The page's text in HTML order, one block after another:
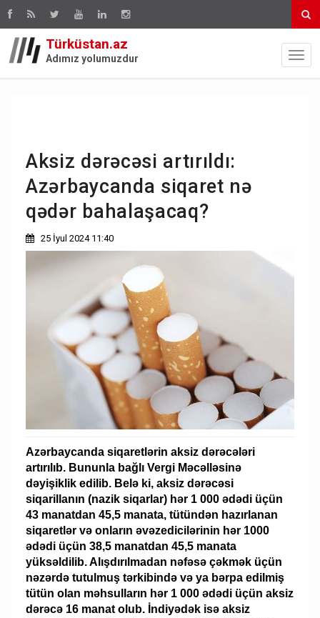
Türküstan.az
Adımız yolumuzdur
Aksiz dərəcəsi artırıldı:
Azərbaycanda siqaret nə
qədər bahalaşacaq?
25 İyul 2024 11:40
Azərbaycanda siqaretlərin aksiz dərəcələri
artırılıb. Bununla bağlı Vergi Məcəlləsinə
dəyişiklik edilib. Belə ki, aksiz dərəcəsi
siqarillanın (nazik siqarlar) hər 1 000 ədədi üçün
43 manatdan 45,5 manata, tütündən hazırlanan
siqaretlər və onların əvəzedicilərinin hər 1000
ədədi üçün 38,5 manatdan 45,5 manata
yüksəldilib. Alışdırılmadan nəfəsə çəkmək üçün
nəzərdə tutulmuş tərkibində və ya bərpa edilmiş
tütün olan məhsulların hər 1 000 ədədi üçün aksiz
dərəcə 16 manat olub. İndiyədək isə aksiz